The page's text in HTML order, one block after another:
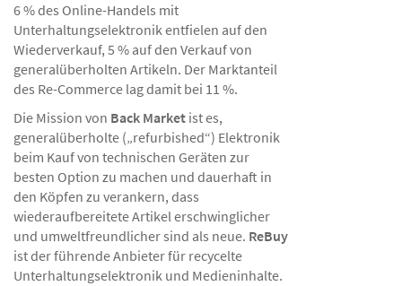
6 % des Online-Handels mit
Unterhaltungselektronik entfielen auf den
Wiederverkauf, 5 % auf den Verkauf von
generalüberholten Artikeln. Der Marktanteil
des Re-Commerce lag damit bei 11 %.
Die Mission von Back Market ist es,
generalüberholte („refurbished“) Elektronik
beim Kauf von technischen Geräten zur
besten Option zu machen und dauerhaft in
den Köpfen zu verankern, dass
wiederaufbereitete Artikel erschwinglicher
und umweltfreundlicher sind als neue. ReBuy
ist der führende Anbieter für recycelte
Unterhaltungselektronik und Medieninhalte.